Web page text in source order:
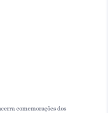
comemorações dos